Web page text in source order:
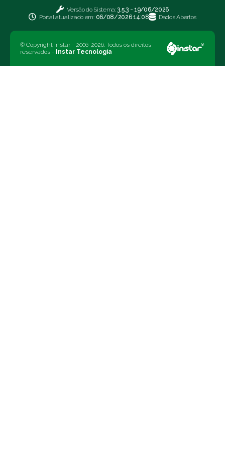
Versão do Sistema:3.5.3 - 19/06/2026
Portal atualizado em: 06/08/2026 14:08 Dados Abertos
© Copyright Instar - 2006-2026. Todos os direitos
reservados - Instar Tecnologia